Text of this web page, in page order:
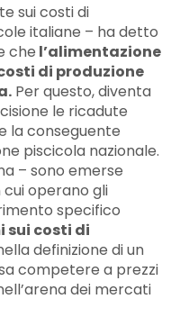
sui costi di
italiane – ha detto
che l’alimentazione
di produzione
Per questo, diventa
le ricadute
la conseguente
piscicola nazionale.
– sono emerse
operano gli
specifico
sui costi di
definizione di un
competere a prezzi
dei mercati